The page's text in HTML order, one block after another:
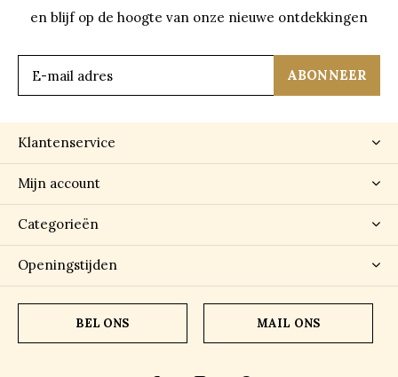
en blijf op de hoogte van onze nieuwe ontdekkingen
ABONNEER
Klantenservice
Mijn account
Categorieën
Openingstijden
BEL ONS MAIL ONS